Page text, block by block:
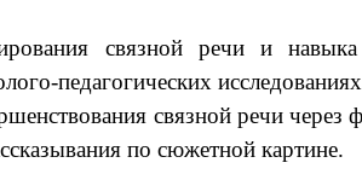
связной речи и навыка
педагогических
связной речи через
по сюжетной картине.